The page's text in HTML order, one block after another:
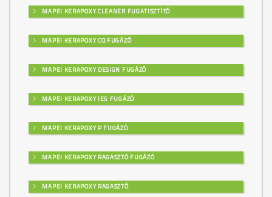
MAPEI KERAPOXY CLEANER FUGATISZTÍTÓ
MAPEI KERAPOXY CQ FUGÁZÓ
MAPEI KERAPOXY DESIGN FUGÁZÓ
MAPEI KERAPOXY IEG FUGÁZÓ
MAPEI KERAPOXY P FUGÁZÓ
MAPEI KERAPOXY RAGASZTÓ FUGÁZÓ
MAPEI KERAPOXY RAGASZTÓ